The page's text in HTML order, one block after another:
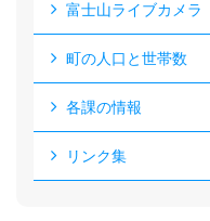
富士山ライブカメラ
町の人口と世帯数
各課の情報
リンク集